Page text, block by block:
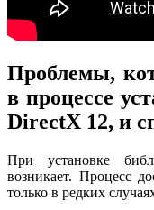
Проблемы,
в процессе
DirectX 12, и
При установке
возникает. Процесс
только в редких